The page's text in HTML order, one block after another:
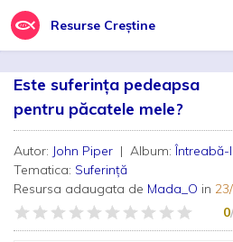
Resurse Creștine
Este suferința pedeapsa
pentru păcatele mele?
Autor: John Piper | Album:Întreabă-
Tematica: Suferință
Resursa adaugata de Mada_O in
0